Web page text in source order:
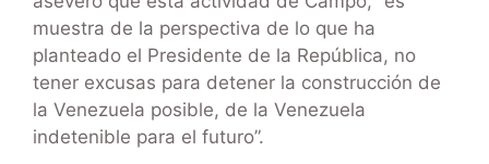
muestra de la perspectiva de lo que ha
planteado el Presidente de la República, no
tener excusas para detener la construcción de
la Venezuela posible, de la Venezuela
indetenible para el futuro”.